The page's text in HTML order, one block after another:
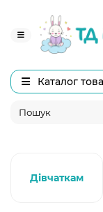
Каталог
Дівчаткам